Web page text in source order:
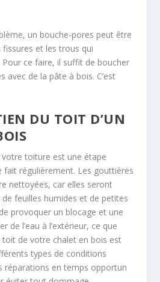
un bouche-pores peut être
et les trous qui
ce faire, il suffit de boucher
avec de la pâte à bois. C’est
DU TOIT D’UN
toiture est une étape
fait régulièrement. Les gouttières
nettoyées, car elles seront
feuilles humides et de petites
provoquer un blocage et une
de l’eau à l’extérieur, ce que
toit de votre chalet en bois est
types de conditions
réparations en temps opportun